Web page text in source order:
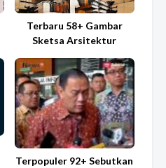
Terbaru 58+ Gambar
Sketsa Arsitektur
Terpopuler 92+ Sebutkan